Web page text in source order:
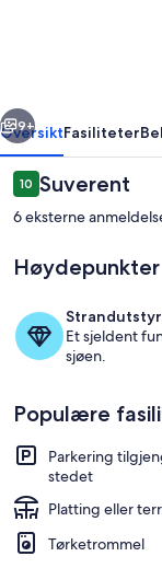
9+
OversiktFasiliteter
Anmeldelser
1010 av 10 –
Suverent
6 eksterne
Høydepunkter
Strandutstyr
Et sjeldent
sjøen.
Populære
Parkering
stedet
Platting eller
Tørketrommel